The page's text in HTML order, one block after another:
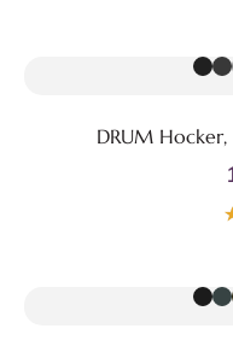
DRUM